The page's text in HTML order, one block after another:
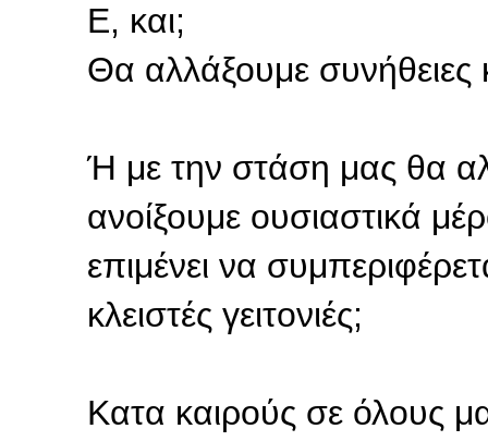
Ε, και;
Θα αλλάξουμε συνήθειες
Ή με την στάση μας θα
ανοίξουμε ουσιαστικά
επιμένει να
κλειστές γειτονιές;
Κατα καιρούς σε όλους